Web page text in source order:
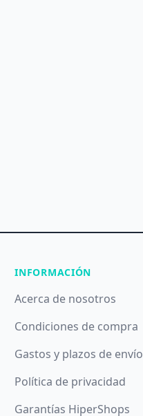
INFORMACIÓN
Acerca de nosotros
Condiciones de compra
Gastos y plazos de envío
Política de privacidad
Garantías HiperShops